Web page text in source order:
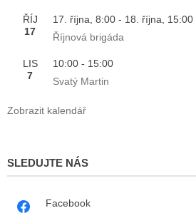
ŘÍJ
17
17. října, 8:00 - 18. října, 15:00
Říjnová brigáda
LIS
7
10:00 - 15:00
Svatý Martin
Zobrazit kalendář
SLEDUJTE NÁS
Facebook